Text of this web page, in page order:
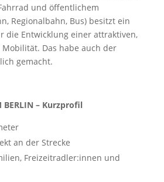
und öffentlichem
Regionalbahn, Bus) besitzt ein
die Entwicklung einer attraktiven,
Das habe auch der
gemacht.
BERLIN – Kurzprofil
an der Strecke
Freizeitradler:innen und